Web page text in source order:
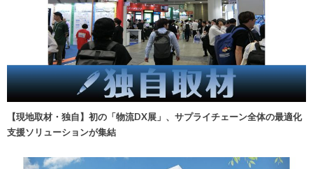
【現地取材・独自】初の「物流DX展」、サプライチェーン全体の最適化
支援ソリューションが集結